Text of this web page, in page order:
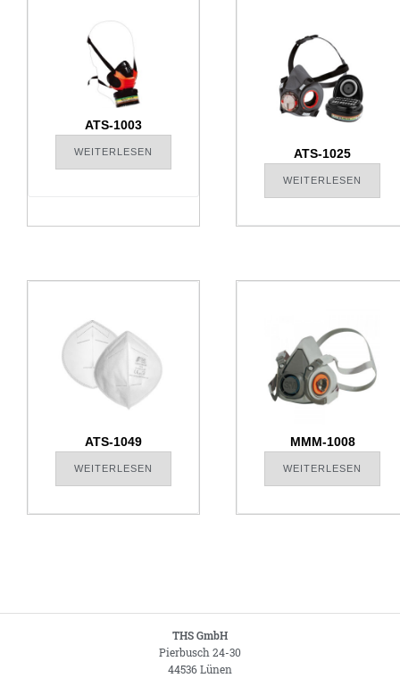
ATS-1003
WEITERLESEN ATS-1025
WEITERLESEN
ATS-1049
WEITERLESEN
MMM-1008
WEITERLESEN
THS GmbH
Pierbusch 24-30
44536 Lünen